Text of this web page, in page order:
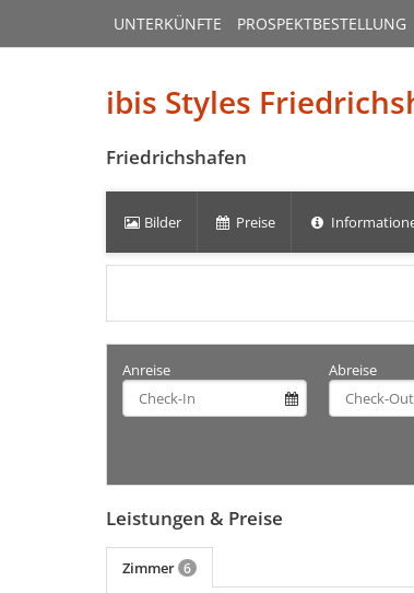
UNTERKÜNFTE PROSPEKTBESTELLUNG
ibis Styles
Friedrichshafen
Bilder Preise
Anreise Abreise
Leistungen & Preise
Zimmer 6